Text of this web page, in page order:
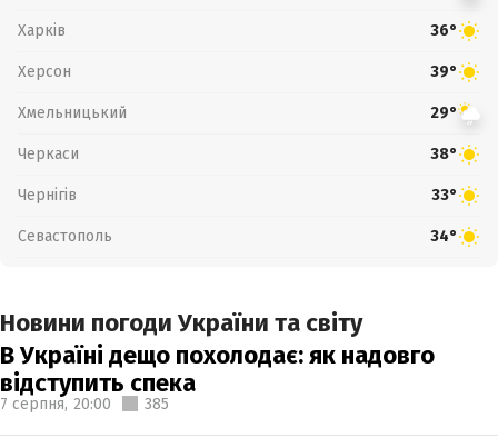
Харків 36°
Херсон 39°
Хмельницький 29°
Черкаси 38°
Чернігів 33°
Севастополь 34°
Новини погоди України та світу
В Україні дещо похолодає: як надовго
відступить спека
7 серпня, 20:00 385